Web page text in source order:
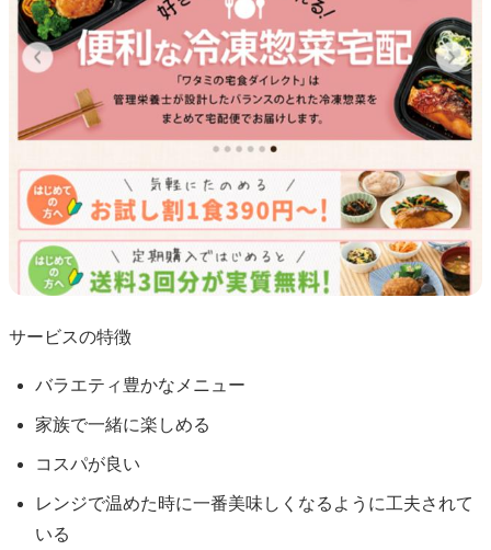
サービスの特徴
バラエティ豊かなメニュー
家族で一緒に楽しめる
コスパが良い
レンジで温めた時に一番美味しくなるように工夫されて
いる